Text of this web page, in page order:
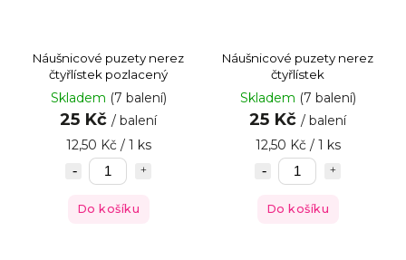
Náušnicové puzety nerez
čtyřlístek pozlacený
Skladem (7 balení)
25 Kč / balení
12,50 Kč / 1 ks
Do košíku
Náušnicové puzety nerez
čtyřlístek
Skladem (7 balení)
25 Kč / balení
12,50 Kč / 1 ks
Do košíku